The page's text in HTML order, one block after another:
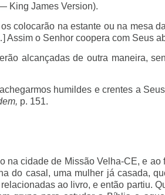
King James Version).
colocarão na estante ou na
o Senhor coopera com Seus
alcançadas de outra maneira,
humildes e crentes a
p. 151.
na cidade de Missão Velha-CE, e
do casal, uma mulher já casada,
ao livro, e então partiu.